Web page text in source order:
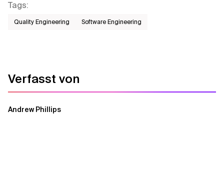
Tags:
Quality Engineering Software Engineering
Verfasst von
Andrew Phillips